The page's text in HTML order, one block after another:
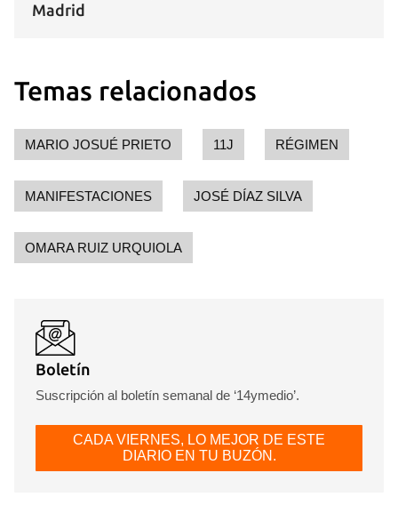
Madrid
Temas relacionados
MARIO JOSUÉ PRIETO 11J RÉGIMEN
MANIFESTACIONES JOSÉ DÍAZ SILVA
OMARA RUIZ URQUIOLA
Boletín
Suscripción al boletín semanal de ‘14ymedio’.
CADA VIERNES, LO MEJOR DE ESTE
DIARIO EN TU BUZÓN.